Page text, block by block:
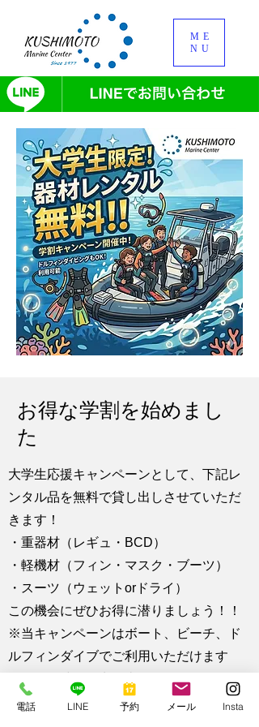
ME
NU
​お得な学割を始めまし
た
大学生応援キャンペーンとして、下記レ
ンタル品を無料で貸し出しさせていただ
きます！
・重器材（レギュ・BCD）
・軽機材（フィン・マスク・ブーツ）
・スーツ（ウェットorドライ）
この機会にぜひお得に潜りましょう！！
※当キャンペーンはボート、ビーチ、ド
ルフィンダイブでご利用いただけます
※ご予約時にお申し込みください
※無料提供分は当店在庫のレンタル品に
電話 LINE 予約 メール Insta